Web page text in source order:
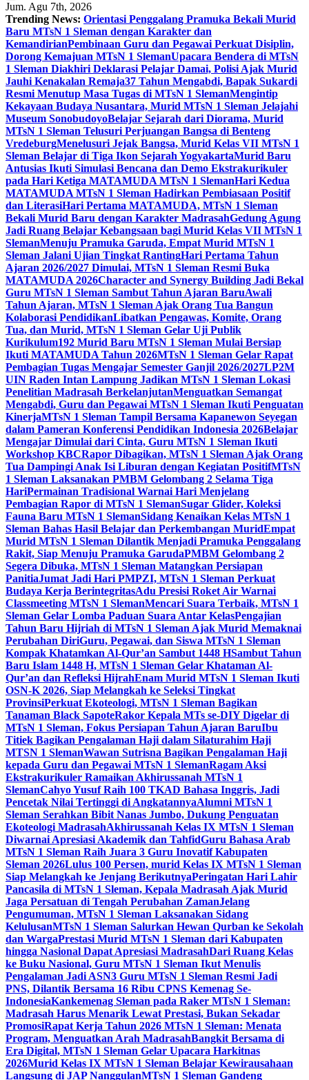
Jum. Agu 7th, 2026
Trending News: Orientasi Penggalang Pramuka Bekali Murid
Baru MTsN 1 Sleman dengan Karakter dan
KemandirianPembinaan Guru dan Pegawai Perkuat Disiplin,
Dorong Kemajuan MTsN 1 SlemanUpacara Bendera di MTsN
1 Sleman Diakhiri Deklarasi Pelajar Damai, Polisi Ajak Murid
Jauhi Kenakalan Remaja37 Tahun Mengabdi, Bapak Sukardi
Resmi Menutup Masa Tugas di MTsN 1 SlemanMengintip
Kekayaan Budaya Nusantara, Murid MTsN 1 Sleman Jelajahi
Museum SonobudoyoBelajar Sejarah dari Diorama, Murid
MTsN 1 Sleman Telusuri Perjuangan Bangsa di Benteng
VredeburgMenelusuri Jejak Bangsa, Murid Kelas VII MTsN 1
Sleman Belajar di Tiga Ikon Sejarah YogyakartaMurid Baru
Antusias Ikuti Simulasi Bencana dan Demo Ekstrakurikuler
pada Hari Ketiga MATAMUDA MTsN 1 SlemanHari Kedua
MATAMUDA MTsN 1 Sleman Hadirkan Pembiasaan Positif
dan LiterasiHari Pertama MATAMUDA, MTsN 1 Sleman
Bekali Murid Baru dengan Karakter MadrasahGedung Agung
Jadi Ruang Belajar Kebangsaan bagi Murid Kelas VII MTsN 1
SlemanMenuju Pramuka Garuda, Empat Murid MTsN 1
Sleman Jalani Ujian Tingkat RantingHari Pertama Tahun
Ajaran 2026/2027 Dimulai, MTsN 1 Sleman Resmi Buka
MATAMUDA 2026Character and Synergy Building Jadi Bekal
Guru MTsN 1 Sleman Sambut Tahun Ajaran BaruAwali
Tahun Ajaran, MTsN 1 Sleman Ajak Orang Tua Bangun
Kolaborasi PendidikanLibatkan Pengawas, Komite, Orang
Tua, dan Murid, MTsN 1 Sleman Gelar Uji Publik
Kurikulum192 Murid Baru MTsN 1 Sleman Mulai Bersiap
Ikuti MATAMUDA Tahun 2026MTsN 1 Sleman Gelar Rapat
Pembagian Tugas Mengajar Semester Ganjil 2026/2027LP2M
UIN Raden Intan Lampung Jadikan MTsN 1 Sleman Lokasi
Penelitian Madrasah BerkelanjutanMenguatkan Semangat
Mengabdi, Guru dan Pegawai MTsN 1 Sleman Ikuti Penguatan
KinerjaMTsN 1 Sleman Tampil Bersama Kapanewon Seyegan
dalam Pameran Konferensi Pendidikan Indonesia 2026Belajar
Mengajar Dimulai dari Cinta, Guru MTsN 1 Sleman Ikuti
Workshop KBCRapor Dibagikan, MTsN 1 Sleman Ajak Orang
Tua Dampingi Anak Isi Liburan dengan Kegiatan PositifMTsN
1 Sleman Laksanakan PMBM Gelombang 2 Selama Tiga
HariPermainan Tradisional Warnai Hari Menjelang
Pembagian Rapor di MTsN 1 SlemanSugar Glider, Koleksi
Fauna Baru MTsN 1 SlemanSidang Kenaikan Kelas MTsN 1
Sleman Bahas Hasil Belajar dan Perkembangan MuridEmpat
Murid MTsN 1 Sleman Dilantik Menjadi Pramuka Penggalang
Rakit, Siap Menuju Pramuka GarudaPMBM Gelombang 2
Segera Dibuka, MTsN 1 Sleman Matangkan Persiapan
PanitiaJumat Jadi Hari PMPZI, MTsN 1 Sleman Perkuat
Budaya Kerja BerintegritasAdu Presisi Roket Air Warnai
Classmeeting MTsN 1 SlemanMencari Suara Terbaik, MTsN 1
Sleman Gelar Lomba Paduan Suara Antar KelasPengajian
Tahun Baru Hijriah di MTsN 1 Sleman Ajak Murid Memaknai
Perubahan DiriGuru, Pegawai, dan Siswa MTsN 1 Sleman
Kompak Khatamkan Al-Qur’an Sambut 1448 HSambut Tahun
Baru Islam 1448 H, MTsN 1 Sleman Gelar Khataman Al-
Qur’an dan Refleksi HijrahEnam Murid MTsN 1 Sleman Ikuti
OSN-K 2026, Siap Melangkah ke Seleksi Tingkat
ProvinsiPerkuat Ekoteologi, MTsN 1 Sleman Bagikan
Tanaman Black SapoteRakor Kepala MTs se-DIY Digelar di
MTsN 1 Sleman, Fokus Persiapan Tahun Ajaran BaruIbu
Titiek Bagikan Pengalaman Haji dalam Silaturahim Haji
MTSN 1 SlemanWawan Sutrisna Bagikan Pengalaman Haji
kepada Guru dan Pegawai MTsN 1 SlemanRagam Aksi
Ekstrakurikuler Ramaikan Akhirussanah MTsN 1
SlemanCahyo Yusuf Raih 100 TKAD Bahasa Inggris, Jadi
Pencetak Nilai Tertinggi di AngkatannyaAlumni MTsN 1
Sleman Serahkan Bibit Nanas Jumbo, Dukung Penguatan
Ekoteologi MadrasahAkhirussanah Kelas IX MTsN 1 Sleman
Diwarnai Apresiasi Akademik dan TahfidGuru Bahasa Arab
MTsN 1 Sleman Raih Juara 3 Guru Inovatif Kabupaten
Sleman 2026Lulus 100 Persen, murid Kelas IX MTsN 1 Sleman
Siap Melangkah ke Jenjang BerikutnyaPeringatan Hari Lahir
Pancasila di MTsN 1 Sleman, Kepala Madrasah Ajak Murid
Jaga Persatuan di Tengah Perubahan ZamanJelang
Pengumuman, MTsN 1 Sleman Laksanakan Sidang
KelulusanMTsN 1 Sleman Salurkan Hewan Qurban ke Sekolah
dan WargaPrestasi Murid MTsN 1 Sleman dari Kabupaten
hingga Nasional Dapat Apresiasi MadrasahDari Ruang Kelas
ke Buku Nasional, Guru MTsN 1 Sleman Ikut Menulis
Pengalaman Jadi ASN3 Guru MTsN 1 Sleman Resmi Jadi
PNS, Dilantik Bersama 16 Ribu CPNS Kemenag Se-
IndonesiaKankemenag Sleman pada Raker MTsN 1 Sleman:
Madrasah Harus Menarik Lewat Prestasi, Bukan Sekadar
PromosiRapat Kerja Tahun 2026 MTsN 1 Sleman: Menata
Program, Menguatkan Arah MadrasahBangkit Bersama di
Era Digital, MTsN 1 Sleman Gelar Upacara Harkitnas
2026Murid Kelas IX MTsN 1 Sleman Belajar Kewirausahaan
Langsung di JAP NanggulanMTsN 1 Sleman Gandeng